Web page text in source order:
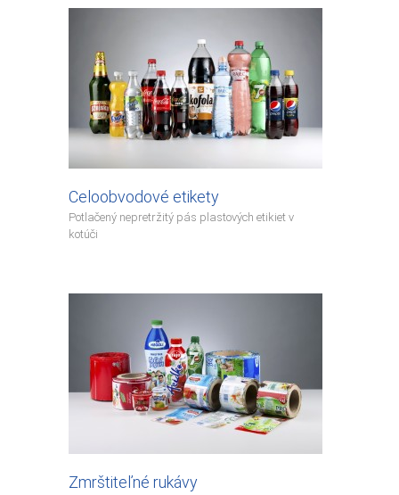
Celoobvodové etikety
Potlačený nepretržitý pás plastových etikiet v
kotúči
Zmrštiteľné rukávy